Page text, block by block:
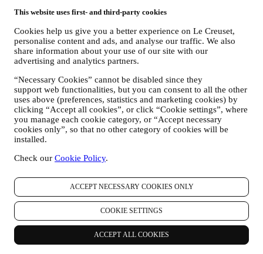
This website uses first- and third-party cookies
Cookies help us give you a better experience on Le Creuset,
personalise content and ads, and analyse our traffic. We also
share information about your use of our site with our
advertising and analytics partners.
“Necessary Cookies” cannot be disabled since they
support web functionalities, but you can consent to all the other
uses above (preferences, statistics and marketing cookies) by
clicking “Accept all cookies”, or click “Cookie settings”, where
you manage each cookie category, or “Accept necessary
cookies only”, so that no other category of cookies will be
installed.
Check our Cookie Policy.
ACCEPT NECESSARY COOKIES ONLY
COOKIE SETTINGS
ACCEPT ALL COOKIES
możesz zarządzać swoimi preferencjami. Zapewniamy, że nigdy nie
przekażemy Twoich danych organizacjom zewnętrznym dla ich
własnych celów marketingowych bez Twojej zgody. W celu
uzyskania jakichkolwiek informacji lub skorzystania z prawa do
prywatności, możesz wysłać do nas e-mail na adres
privacy@lecreuset.com
, aby poinformować nas o problemie, a my
odpowiemy w odpowiednim czasie.
INFORMACJA O OCHRONIE PRYWATNOŚCI LE CREUSET
W CAŁOŚCI
Le Creuset zobowiązuje się chronić dane osobowe użytkownika i
jego prywatność, a niniejsza informacja wyjaśnia, w jaki sposób
gromadzimy i przetwarzamy dane osobowe użytkownika zgodnie z
przepisami prawa UE o ochronie danych (w tym z ogólnym
prawa dotyczącymi ochrony danych obowiązującymi w kraju, na
ochrony danych
").
1. KIEDY I JAKIE RODZAJE DANYCH UŻYTKOWNIKA
GROMADZIMY?
"Dane osobowe" oznaczają wszelkie dane dotyczące użytkownika i
pozwalające nam na określenie jego tożsamości bezpośrednio albo
w połączeniu z innymi danymi.
Dzieci: Nie pozyskujemy danych osobowych od dzieci. Trzeba mieć